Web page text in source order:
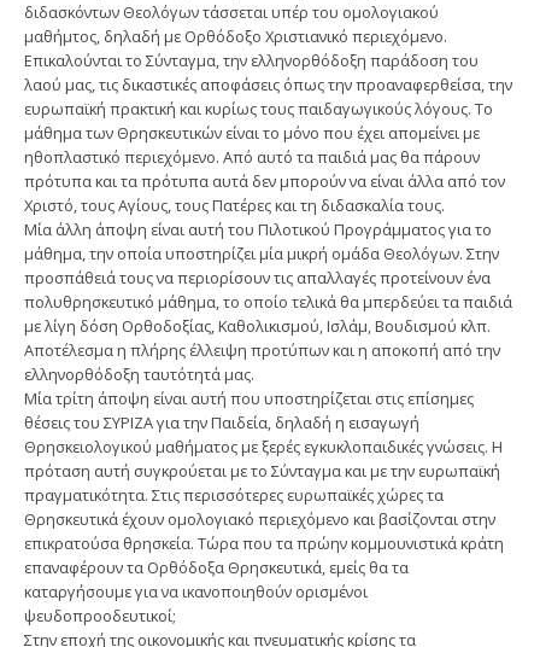
διδασκόντων Θεολόγων τάσσεται υπέρ του ομολογιακού
μαθήμτος, δηλαδή με Ορθόδοξο Χριστιανικό περιεχόμενο.
Επικαλούνται το Σύνταγμα, την ελληνορθόδοξη παράδοση του
λαού μας, τις δικαστικές αποφάσεις όπως την προαναφερθείσα, την
ευρωπαϊκή πρακτική και κυρίως τους παιδαγωγικούς λόγους. Το
μάθημα των Θρησκευτικών είναι το μόνο που έχει απομείνει με
ηθοπλαστικό περιεχόμενο. Από αυτό τα παιδιά μας θα πάρουν
πρότυπα και τα πρότυπα αυτά δεν μπορούν να είναι άλλα από τον
Χριστό, τους Αγίους, τους Πατέρες και τη διδασκαλία τους.
Μία άλλη άποψη είναι αυτή του Πιλοτικού Προγράμματος για το
μάθημα, την οποία υποστηρίζει μία μικρή ομάδα Θεολόγων. Στην
προσπάθειά τους να περιορίσουν τις απαλλαγές προτείνουν ένα
πολυθρησκευτικό μάθημα, το οποίο τελικά θα μπερδεύει τα παιδιά
με λίγη δόση Ορθοδοξίας, Καθολικισμού, Ισλάμ, Βουδισμού κλπ.
Αποτέλεσμα η πλήρης έλλειψη προτύπων και η αποκοπή από την
ελληνορθόδοξη ταυτότητά μας.
Μία τρίτη άποψη είναι αυτή που υποστηρίζεται στις επίσημες
θέσεις του ΣΥΡΙΖΑ για την Παιδεία, δηλαδή η εισαγωγή
Θρησκειολογικού μαθήματος με ξερές εγκυκλοπαιδικές γνώσεις. Η
πρόταση αυτή συγκρούεται με το Σύνταγμα και με την ευρωπαϊκή
πραγματικότητα. Στις περισσότερες ευρωπαϊκές χώρες τα
Θρησκευτικά έχουν ομολογιακό περιεχόμενο και βασίζονται στην
επικρατούσα θρησκεία. Τώρα που τα πρώην κομμουνιστικά κράτη
επαναφέρουν τα Ορθόδοξα Θρησκευτικά, εμείς θα τα
καταργήσουμε για να ικανοποιηθούν ορισμένοι
ψευδοπροοδευτικοί;
Στην εποχή της οικονομικής και πνευματικής κρίσης τα